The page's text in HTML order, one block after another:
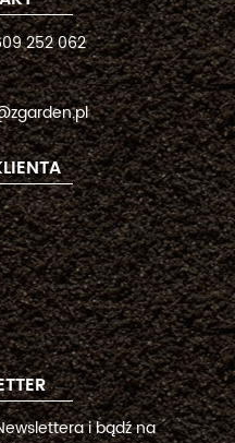
252 062
i bądź na